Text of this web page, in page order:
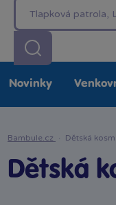
Novinky
Bambule.cz · Dětská
Dětská